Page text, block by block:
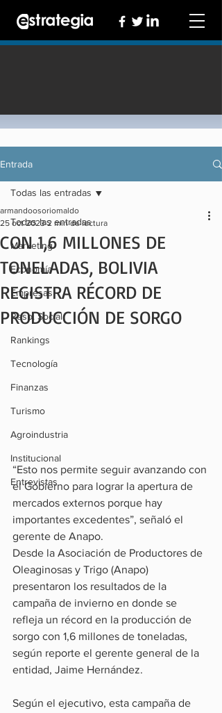
Entrada
Todas las entradas
Marketing
Economía
Empresas
Resp. Social
Rankings
Tecnología
Finanzas
Turismo
Agroindustria
Institucional
Entrevistas
Todas las entradas
CON 1,6 MILLONES DE
TONELADAS, BOLIVIA
REGISTRA RÉCORD DE
PRODUCCIÓN DE SORGO
armandoosoriomaldo
25 oct 2023 2 min de lectura
“Esto nos permite seguir avanzando con
el Gobierno para lograr la apertura de
mercados externos porque hay
importantes excedentes”, señaló el
gerente de Anapo.
Desde la Asociación de Productores de
Oleaginosas y Trigo (Anapo)
presentaron los resultados de la
campaña de invierno en donde se
refleja un récord en la producción de
sorgo con 1,6 millones de toneladas,
según reporte el gerente general de la
entidad, Jaime Hernández.
Según el ejecutivo, esta campaña de